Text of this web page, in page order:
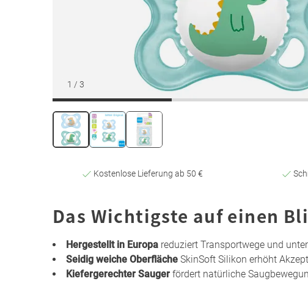
1 / 3
Kostenlose Lieferung ab 50 €
Das Wichtigste auf einen
Hergestellt in Europa reduziert Transportwege und
Seidig weiche Oberfläche SkinSoft Silikon erhöht
Kiefergerechter Sauger fördert natürliche